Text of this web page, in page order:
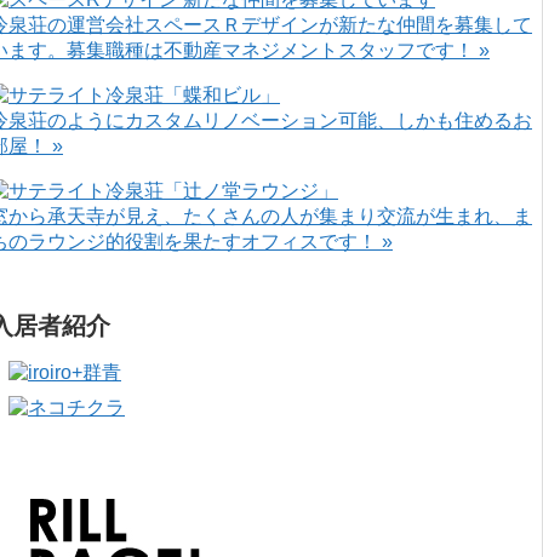
泉荘の運営会社スペースＲデザインが新たな仲間を募集して
ます。募集職種は不動産マネジメントスタッフです！ »
泉荘のようにカスタムリノベーション可能、しかも住めるお
屋！ »
から承天寺が見え、たくさんの人が集まり交流が生まれ、ま
のラウンジ的役割を果たすオフィスです！ »
居者紹介